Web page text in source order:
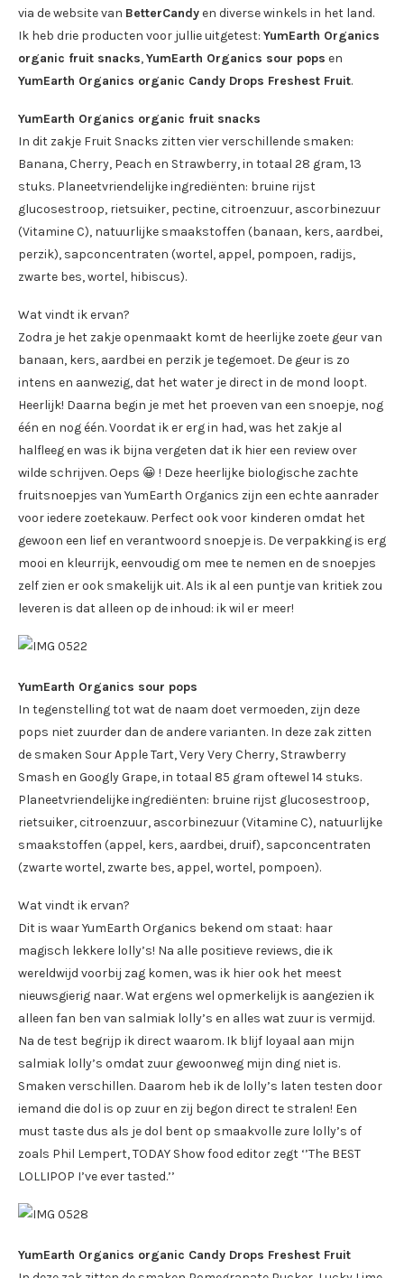
via de website van BetterCandyen diverse winkels in het land.
Ik heb drie producten voor jullie uitgetest: YumEarth Organics
organic fruit snacks,YumEarth Organics sour pops en
YumEarth Organics organic Candy Drops Freshest Fruit.
YumEarth Organics organic fruit snacks
In dit zakje Fruit Snacks zitten vier verschillende smaken:
Banana, Cherry, Peach en Strawberry, in totaal 28 gram, 13
stuks. Planeetvriendelijke ingrediënten: bruine rijst
glucosestroop, rietsuiker, pectine, citroenzuur, ascorbinezuur
(Vitamine C), natuurlijke smaakstoffen (banaan, kers, aardbei,
perzik), sapconcentraten (wortel, appel, pompoen, radijs,
zwarte bes, wortel, hibiscus).
Wat vindt ik ervan?
Zodra je het zakje openmaakt komt de heerlijke zoete geur van
banaan, kers, aardbei en perzik je tegemoet. De geur is zo
intens en aanwezig, dat het water je direct in de mond loopt.
Heerlijk! Daarna begin je met het proeven van een snoepje, nog
één en nog één. Voordat ik er erg in had, was het zakje al
halfleeg en was ik bijna vergeten dat ik hier een review over
wilde schrijven. Oeps 😀 ! Deze heerlijke biologische zachte
fruitsnoepjes van YumEarth Organics zijn een echte aanrader
voor iedere zoetekauw. Perfect ook voor kinderen omdat het
gewoon een lief en verantwoord snoepje is. De verpakking is erg
mooi en kleurrijk, eenvoudig om mee te nemen en de snoepjes
zelf zien er ook smakelijk uit. Als ik al een puntje van kritiek zou
leveren is dat alleen op de inhoud: ik wil er meer!
YumEarth Organics sour pops
In tegenstelling tot wat de naam doet vermoeden, zijn deze
pops niet zuurder dan de andere varianten. In deze zak zitten
de smaken Sour Apple Tart, Very Very Cherry, Strawberry
Smash en Googly Grape, in totaal 85 gram oftewel 14 stuks.
Planeetvriendelijke ingrediënten: bruine rijst glucosestroop,
rietsuiker, citroenzuur, ascorbinezuur (Vitamine C), natuurlijke
smaakstoffen (appel, kers, aardbei, druif), sapconcentraten
(zwarte wortel, zwarte bes, appel, wortel, pompoen).
Wat vindt ik ervan?
Dit is waar YumEarth Organics bekend om staat: haar
magisch lekkere lolly’s! Na alle positieve reviews, die ik
wereldwijd voorbij zag komen, was ik hier ook het meest
nieuwsgierig naar. Wat ergens wel opmerkelijk is aangezien ik
alleen fan ben van salmiak lolly’s en alles wat zuur is vermijd.
Na de test begrijp ik direct waarom. Ik blijf loyaal aan mijn
salmiak lolly’s omdat zuur gewoonweg mijn ding niet is.
Smaken verschillen. Daarom heb ik de lolly’s laten testen door
iemand die dol is op zuur en zij begon direct te stralen! Een
must taste dus als je dol bent op smaakvolle zure lolly’s of
zoals Phil Lempert, TODAY Show food editor zegt ‘’The BEST
LOLLIPOP I’ve ever tasted.’’
YumEarth Organics organic Candy Drops Freshest Fruit